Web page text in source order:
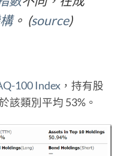
。 (source)
100 Index ，持有股
該類別平均 53%。